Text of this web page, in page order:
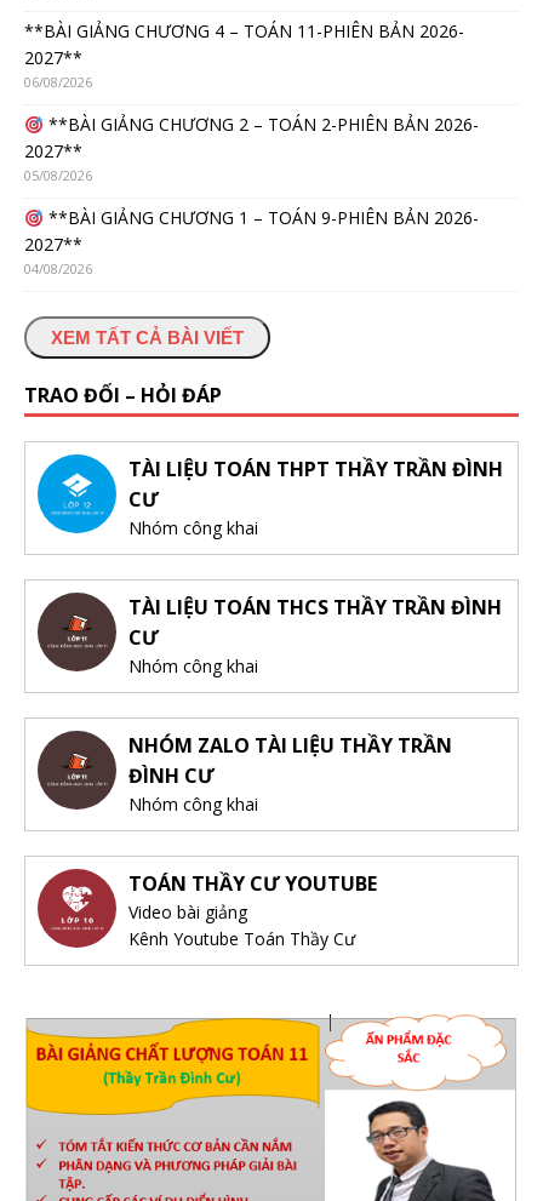
**BÀI GIẢNG CHƯƠNG 4 – TOÁN 11-PHIÊN BẢN 2026-
2027**
06/08/2026
**BÀI GIẢNG CHƯƠNG 2 – TOÁN 2-PHIÊN BẢN 2026-
2027**
05/08/2026
**BÀI GIẢNG CHƯƠNG 1 – TOÁN 9-PHIÊN BẢN 2026-
2027**
04/08/2026
XEM TẤT CẢ BÀI VIẾT
TRAO ĐỔI – HỎI ĐÁP
TÀI LIỆU TOÁN THPT THẦY TRẦN ĐÌNH
CƯ
Nhóm công khai
TÀI LIỆU TOÁN THCS THẦY TRẦN ĐÌNH
CƯ
Nhóm công khai
NHÓM ZALO TÀI LIỆU THẦY TRẦN
ĐÌNH CƯ
Nhóm công khai
TOÁN THẦY CƯ YOUTUBE
Video bài giảng
Kênh Youtube Toán Thầy Cư